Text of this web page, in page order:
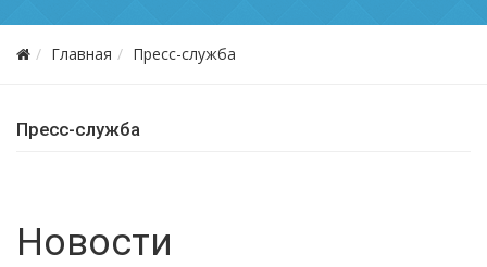
Главная Пресс-служба
Пресс-служба
Новости